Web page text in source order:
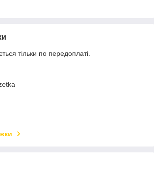
тільки по передоплаті.